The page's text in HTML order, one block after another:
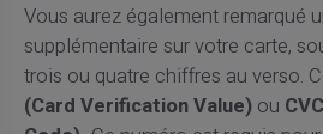
Vous aurez également remarqué
supplémentaire sur votre carte,
trois ou quatre chiffres au verso.
(Card Verification Value)ou